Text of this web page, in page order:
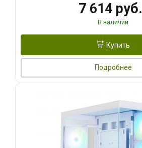
7 614 руб.
В наличии
Купить
Подробнее